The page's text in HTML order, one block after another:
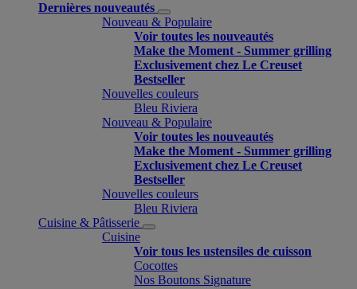
Dernières nouveautés
Nouveau & Populaire
Voir toutes les nouveautés
Make the Moment - Summer grilling
Exclusivement chez Le Creuset
Bestseller
Nouvelles couleurs
Bleu Riviera
Nouveau & Populaire
Voir toutes les nouveautés
Make the Moment - Summer grilling
Exclusivement chez Le Creuset
Bestseller
Nouvelles couleurs
Bleu Riviera
Cuisine & Pâtisserie
Cuisine
Voir tous les ustensiles de cuisson
Cocottes
Nos Boutons Signature